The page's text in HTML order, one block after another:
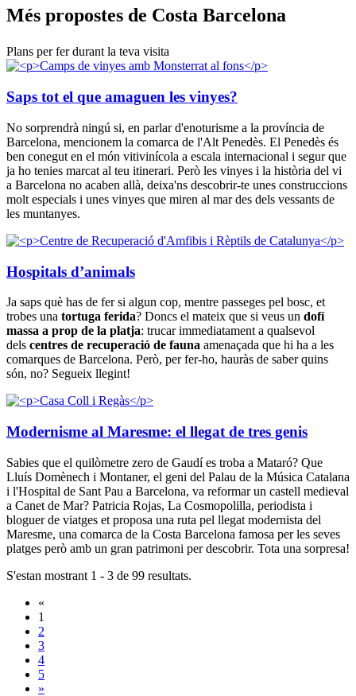
Més propostes de Costa Barcelona
Plans per fer durant la teva visita
Saps tot el que amaguen les vinyes?
No sorprendrà ningú si, en parlar d'enoturisme a la província de
Barcelona, mencionem la comarca de l'Alt Penedès. El Penedès és
ben conegut en el món vitivinícola a escala internacional i segur que
ja ho tenies marcat al teu itinerari. Però les vinyes i la història del vi
a Barcelona no acaben allà, deixa'ns descobrir-te unes construccions
molt especials i unes vinyes que miren al mar des dels vessants de
les muntanyes.
Hospitals d’animals
Ja saps què has de fer si algun cop, mentre passeges pel bosc, et
trobes una tortuga ferida? Doncs el mateix que si veus un dofí
massa a prop de la platja: trucar immediatament a qualsevol
dels centres de recuperació de fauna amenaçada que hi ha a les
comarques de Barcelona. Però, per fer-ho, hauràs de saber quins
són, no? Segueix llegint!
Modernisme al Maresme: el llegat de tres genis
Sabies que el quilòmetre zero de Gaudí es troba a Mataró? Que
Lluís Domènech i Montaner, el geni del Palau de la Música Catalana
i l'Hospital de Sant Pau a Barcelona, va reformar un castell medieval
a Canet de Mar? Patricia Rojas, La Cosmopolilla, periodista i
bloguer de viatges et proposa una ruta pel llegat modernista del
Maresme, una comarca de la Costa Barcelona famosa per les seves
platges però amb un gran patrimoni per descobrir. Tota una sorpresa!
S'estan mostrant 1 - 3 de 99 resultats.
«
1
2
3
4
5
»